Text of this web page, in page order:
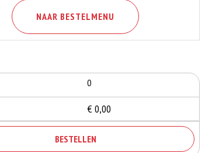
NAAR BESTELMENU
0
€ 0,00
BESTELLEN